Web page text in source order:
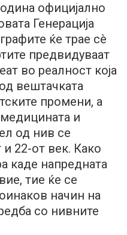
официјално
Генерација
ќе трае сè
предвидуваат
во реалност која
вештачката
промени, а
и
од нив се
и 22-от век. Како
каде напредната
тие ќе се
начин на
со нивните